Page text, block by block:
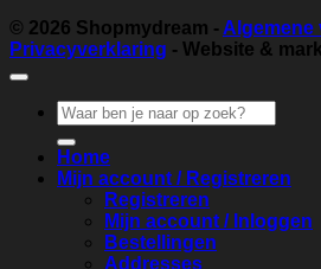
© 2026 Shopmydream - Algemene
Privacyverklaring - Website &
Zoeken
naar:
Home
Mijn account / Registreren
Registreren
Mijn account / Inloggen
Bestellingen
Addresses